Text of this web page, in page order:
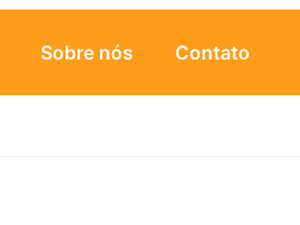
Sobre nós Contato